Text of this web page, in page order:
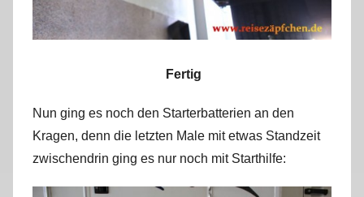
Fertig
Nun ging es noch den Starterbatterien an den
Kragen, denn die letzten Male mit etwas Standzeit
zwischendrin ging es nur noch mit Starthilfe: